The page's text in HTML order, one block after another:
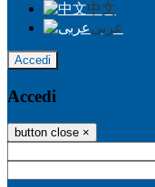
中文
عربى
Accedi
Accedi
button close ×